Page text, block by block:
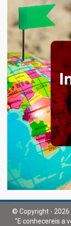
© Copyright -
"E conhecereis a